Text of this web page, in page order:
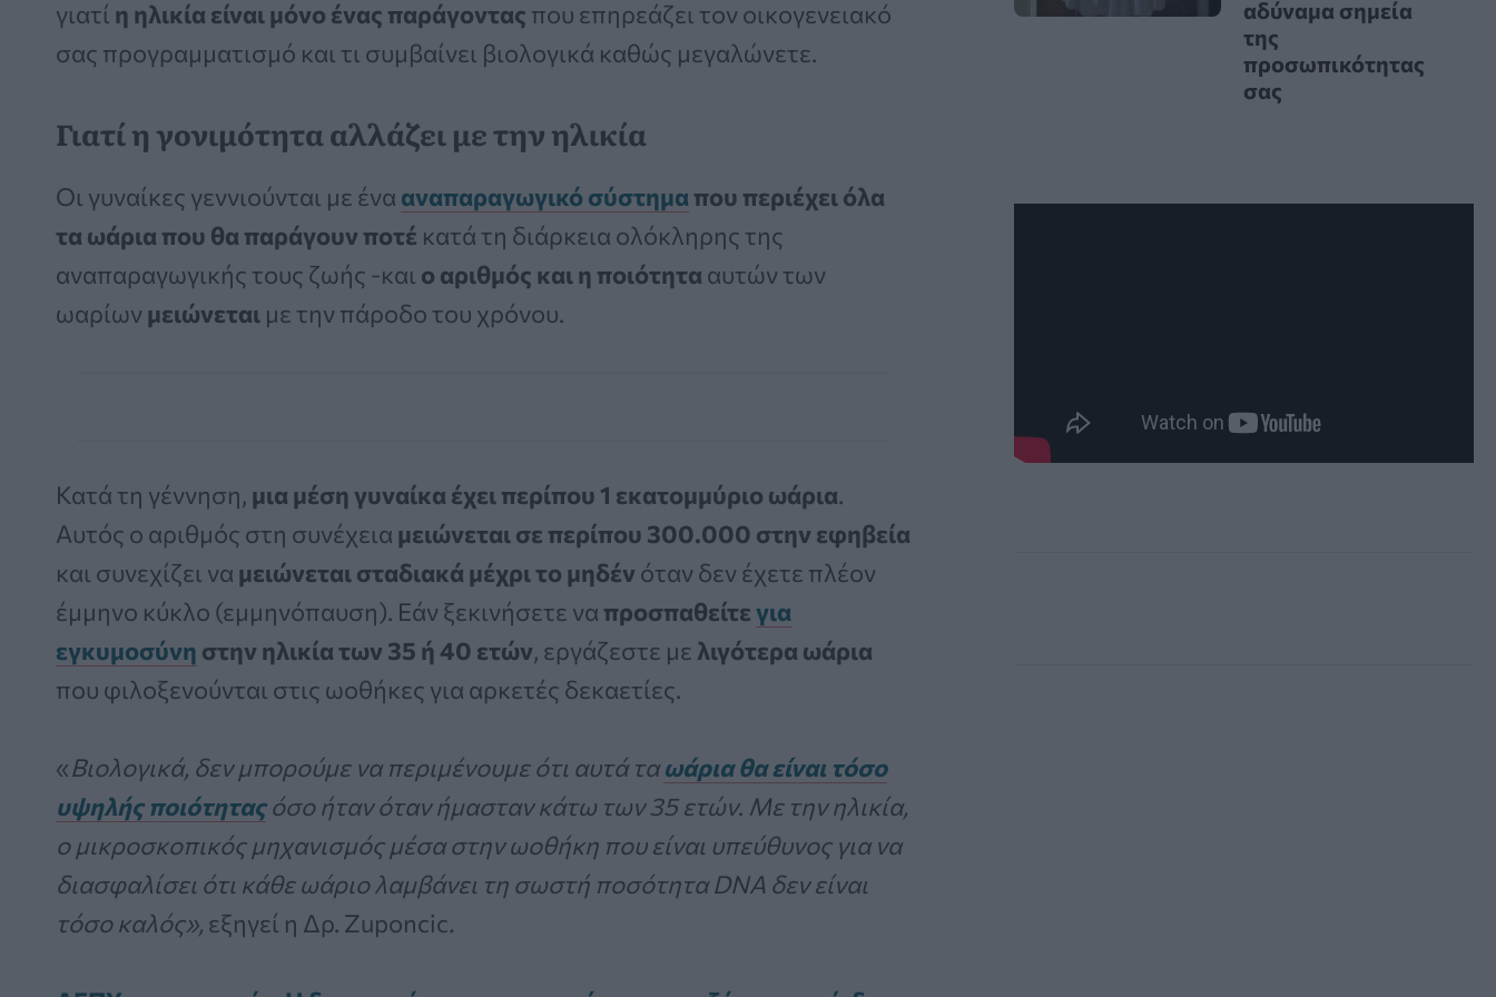
γιατί η ηλικία είναι μόνο ένας παράγοντας που επηρεάζει τον οικογενειακό
σας προγραμματισμό και τι συμβαίνει βιολογικά καθώς μεγαλώνετε.
Γιατί η γονιμότητα αλλάζει με την ηλικία
Οι γυναίκες γεννιούνται με ένα αναπαραγωγικό σύστημαπου περιέχει όλα
τα ωάρια που θα παράγουν ποτέ κατά τη διάρκεια ολόκληρης της
αναπαραγωγικής τους ζωής -και ο αριθμός και η ποιότητα αυτών των
ωαρίων μειώνεται με την πάροδο του χρόνου.
Κατά τη γέννηση, μια μέση γυναίκα έχει περίπου 1 εκατομμύριο ωάρια.
Αυτός ο αριθμός στη συνέχεια μειώνεται σε περίπου 300.000 στην εφηβεία
και συνεχίζει να μειώνεται σταδιακά μέχρι το μηδέν όταν δεν έχετε πλέον
έμμηνο κύκλο (εμμηνόπαυση). Εάν ξεκινήσετε να προσπαθείτεγια
εγκυμοσύνη στην ηλικία των 35 ή 40 ετών, εργάζεστε με λιγότερα ωάρια
που φιλοξενούνται στις ωοθήκες για αρκετές δεκαετίες.
«Βιολογικά, δεν μπορούμε να περιμένουμε ότι αυτά ταωάρια θα είναι τόσο
υψηλής ποιότηταςόσο ήταν όταν ήμασταν κάτω των 35 ετών. Με την ηλικία,
ο μικροσκοπικός μηχανισμός μέσα στην ωοθήκη που είναι υπεύθυνος για να
διασφαλίσει ότι κάθε ωάριο λαμβάνει τη σωστή ποσότητα DNA δεν είναι
τόσο καλός», εξηγεί η Δρ. Zuponcic.
αδύναμα σημεία
της
προσωπικότητας
σας